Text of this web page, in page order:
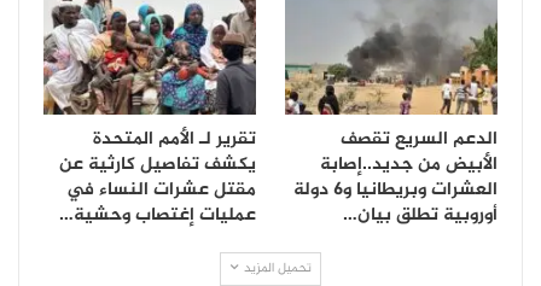
الدعم السريع تقصف
الأبيض من جديد..إصابة
العشرات وبريطانيا و6 دولة
أوروبية تطلق بيان…
تقرير لـ الأمم المتحدة
يكشف تفاصيل كارثية عن
مقتل عشرات النساء في
عمليات إغتصاب وحشية…
تحميل المزيد